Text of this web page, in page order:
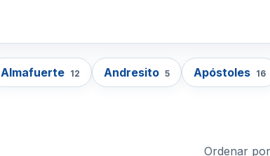
Almafuerte 12 Andresito 5 Apóstoles 16
Ordenar